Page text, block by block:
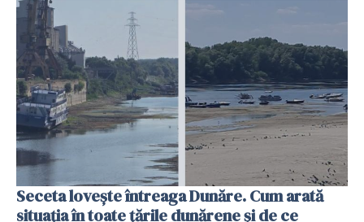
Seceta lovește întreaga Dunăre. Cum arată
situația în toate țările dunărene și de ce